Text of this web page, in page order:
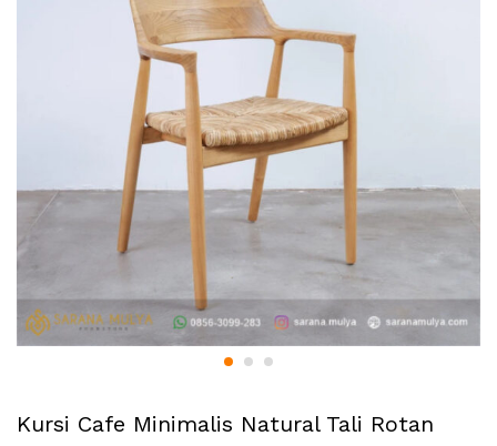
Kursi Cafe Minimalis Natural Tali Rotan